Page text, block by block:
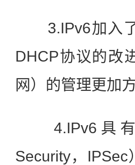
3.IPv6加入了
DHCP协议的改
网）的管理更加
4.IPv6具有
Security，